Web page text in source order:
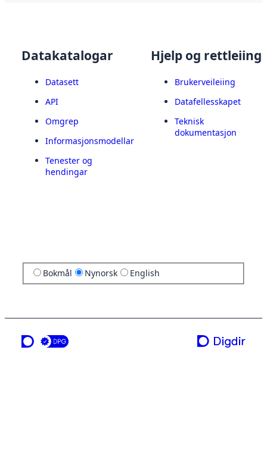
Datakatalogar
Datasett
API
Omgrep
Informasjonsmodellar
Tenester og
hendingar
Hjelp og rettleiing
Brukerveileiing
Datafellesskapet
Teknisk
dokumentasjon
Bokmål Nynorsk English